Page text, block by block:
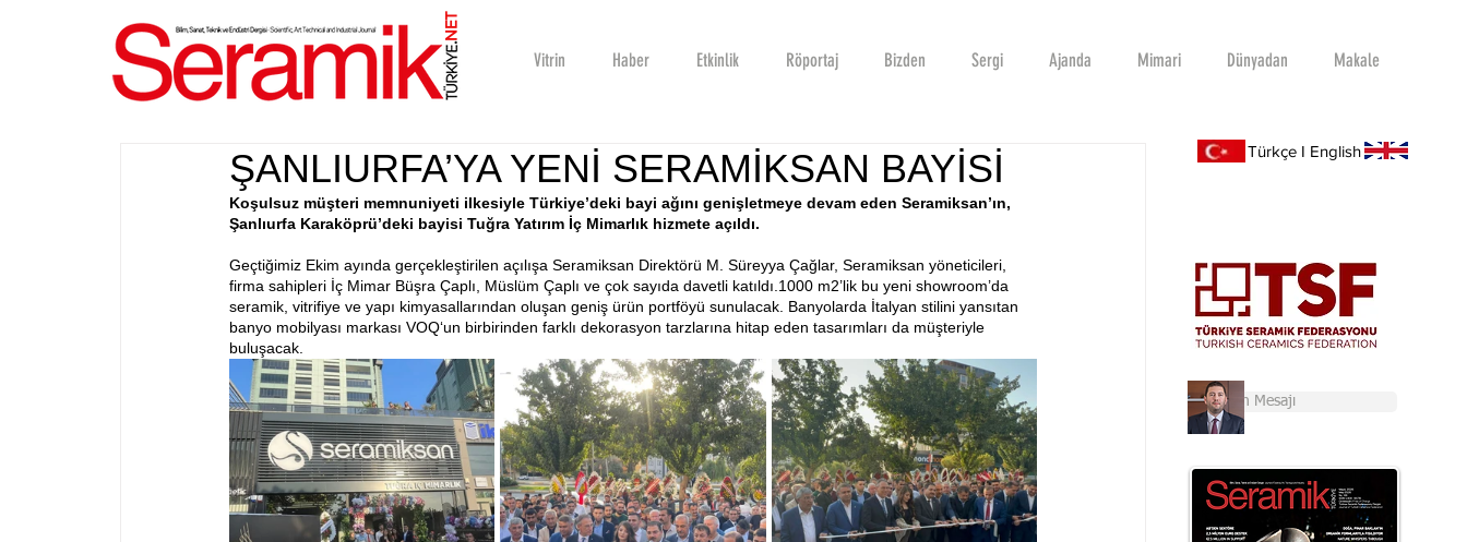
.
NET
Vitrin Haber Etkinlik Röportaj Bizden Sergi Ajanda Mimari Dünyadan Makale
ŞANLIURFA’YA YENİ SERAMİKSAN BAYİSİ
Koşulsuz müşteri memnuniyeti ilkesiyle Türkiye’deki bayi ağını genişletmeye devam eden Seramiksan’ın,
Şanlıurfa Karaköprü’deki bayisi Tuğra Yatırım İç Mimarlık hizmete açıldı.
Geçtiğimiz Ekim ayında gerçekleştirilen açılışa Seramiksan Direktörü M. Süreyya Çağlar, Seramiksan yöneticileri,
firma sahipleri İç Mimar Büşra Çaplı, Müslüm Çaplı ve çok sayıda davetli katıldı.1000 m2’lik bu yeni showroom’da
seramik, vitrifiye ve yapı kimyasallarından oluşan geniş ürün portföyü sunulacak. Banyolarda İtalyan stilini yansıtan
banyo mobilyası markası VOQ‘un birbirinden farklı dekorasyon tarzlarına hitap eden tasarımları da müşteriyle
buluşacak.
Türkçe I English
Başkan'ın Mesajı